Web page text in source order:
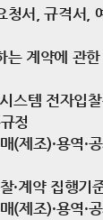
청서, 규격서,
는 계약에 관
스템 전자입
정
(제조)·용역·
·계약 집행기
(제조)·용역·